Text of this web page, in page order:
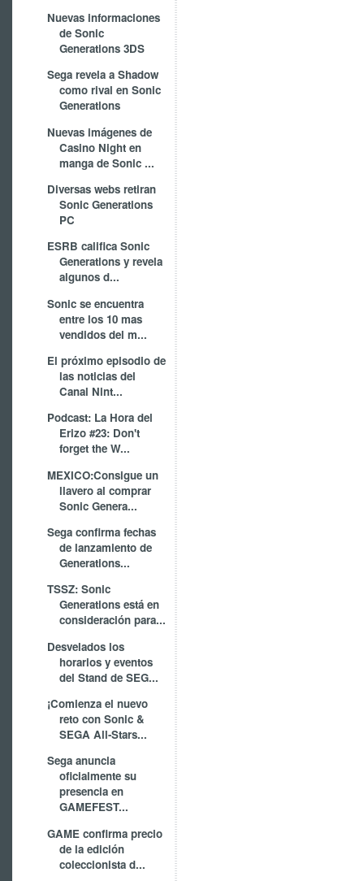
Nuevas informaciones
de Sonic
Generations 3DS
Sega revela a Shadow
como rival en Sonic
Generations
Nuevas imágenes de
Casino Night en
manga de Sonic ...
Diversas webs retiran
Sonic Generations
PC
ESRB califica Sonic
Generations y revela
algunos d...
Sonic se encuentra
entre los 10 mas
vendidos del m...
El próximo episodio de
las noticias del
Canal Nint...
Podcast: La Hora del
Erizo #23: Don't
forget the W...
MEXICO:Consigue un
llavero al comprar
Sonic Genera...
Sega confirma fechas
de lanzamiento de
Generations...
TSSZ: Sonic
Generations está en
consideración para...
Desvelados los
horarios y eventos
del Stand de SEG...
¡Comienza el nuevo
reto con Sonic &
SEGA All-Stars...
Sega anuncia
oficialmente su
presencia en
GAMEFEST...
GAME confirma precio
de la edición
coleccionista d...